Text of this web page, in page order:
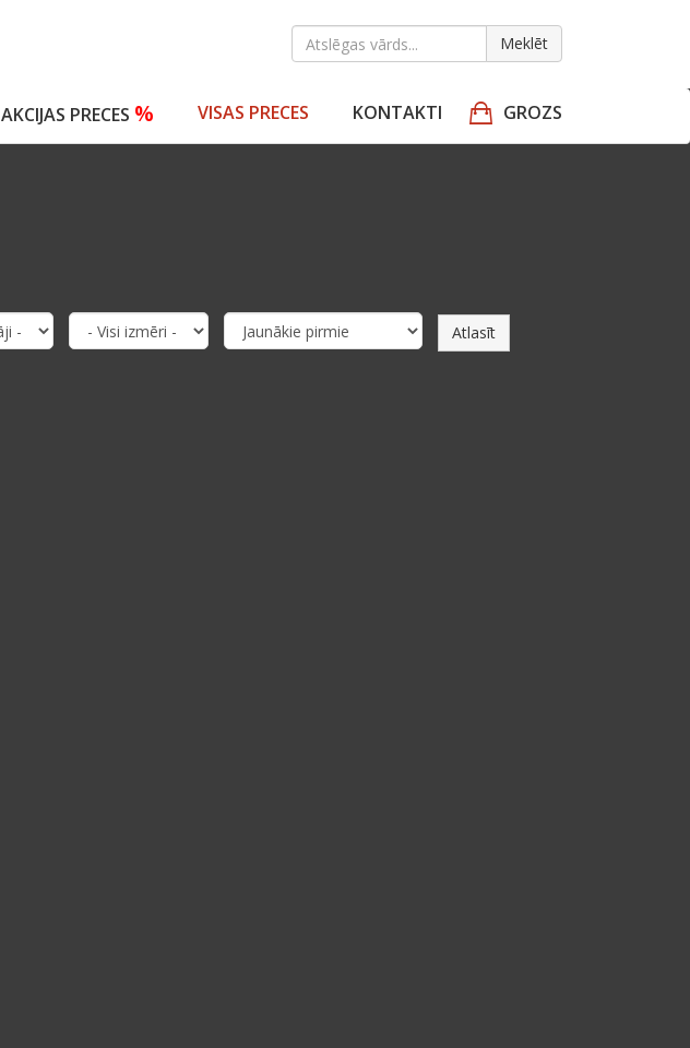
Meklēt
AKCIJAS PRECES % VISAS PRECES KONTAKTI GROZS